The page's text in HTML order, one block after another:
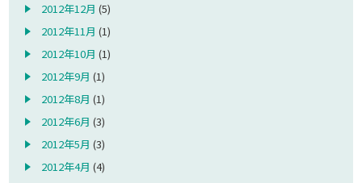
2012年12月 (5)
2012年11月 (1)
2012年10月 (1)
2012年9月 (1)
2012年8月 (1)
2012年6月 (3)
2012年5月 (3)
2012年4月 (4)